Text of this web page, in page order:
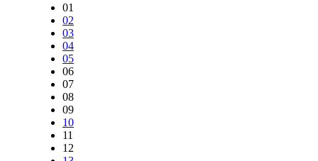
01
02
03
04
05
06
07
08
09
10
11
12